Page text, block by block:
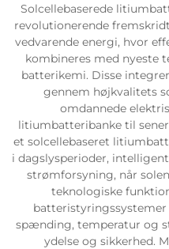
Solcellebaserede
revolutionerende
vedvarende energi, hvor
kombineres med nyeste
batterikemi. Disse
gennem højkvalitets
omdannede
litiumbatteribanke til
et solcellebaseret
i dagslysperioder,
strømforsyning, når
teknologiske
batteristyringssystemer
spænding, temperatur og
ydelse og sikkerhed.